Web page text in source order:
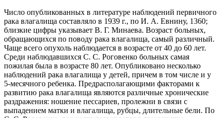
Число опубликованных в литературе наблюдений первичного
рака влагалища составляло в 1939 г., по И. А. Евнину, 1360;
близкие цифры указывает В. Г. Минаева. Возраст больных,
обращающихся по поводу рака влагалища, самый различный.
Чаще всего опухоль наблюдается в возрасте от 40 до 60 лет.
Среди наблюдавшихся С. С. Роговенко больных самая
пожилая была в возрасте 80 лет. Опубликовано несколько
наблюдений рака влагалища у детей, причем в том числе и у
5-месячного ребенка. Предрасполагающими факторами к
развитию рака влагалища являются различные хронические
раздражения: ношение пессариев, пролежни в связи с
выпадением матки и влагалища, рубцы, длительные бели. По